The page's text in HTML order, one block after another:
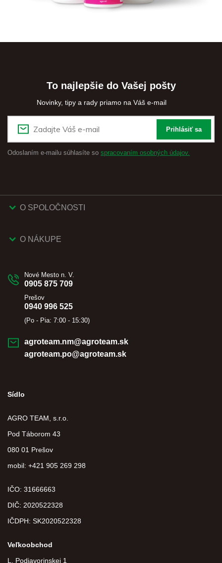
To najlepšie do Vašej pošty
Novinky, tipy a rady priamo na Váš e-mail
Prihlásiť sa
Odoslaním e-mailu súhlasíte so spracovaním osobných údajov.
O SPOLOČNOSTI
O NÁKUPE
Nové Mesto n. V.
0905 875 709
Prešov
0940 996 525
(Po - Pia: 7:00 - 15:30)
agroteam.nm@agroteam.sk
agroteam.po@agroteam.sk
Sídlo
AGRO TEAM, s.r.o.
Pod Táborom 43
080 01 Prešov
mobil: +421 905 269 298
IČO: 31666663
DIČ: 2020522328
IČDPH: SK2020522328
Veľkoobchod
L. Podjavorinskej 1